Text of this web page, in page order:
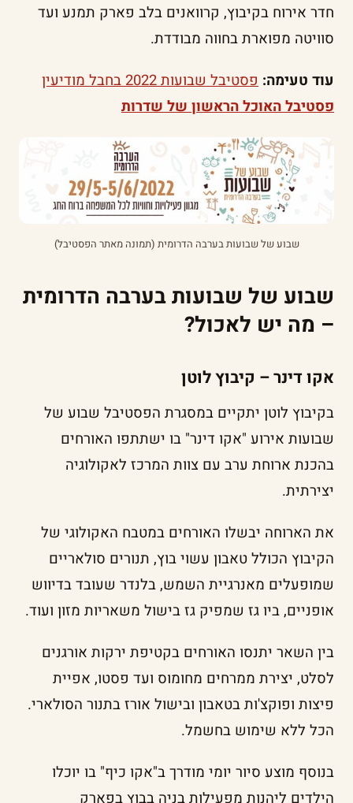
חדר אירוח בקיבוץ, קרוואנים בלב פארק תמנע ועד
סוויטה מפוארת בחווה מבודדת.
עוד טעימה: פסטיבל שבועות 2022 בחבל מודיעין
פסטיבל האוכל הראשון של שדרות
שבוע של שבועות בערבה הדרומית (תמונה מאתר הפסטיבל)
שבוע של שבועות בערבה הדרומית
– מה יש לאכול?
אקו דינר – קיבוץ לוטן
בקיבוץ לוטן יתקיים במסגרת הפסטיבל שבוע של
שבועות אירוע "אקו דינר" בו ישתתפו האורחים
בהכנת ארוחת ערב עם צוות המרכז לאקולוגיה
יצירתית.
את הארוחה יבשלו האורחים במטבח האקולוגי של
הקיבוץ הכולל טאבון עשוי בוץ, תנורים סולאריים
שמופעלים מאנרגיית השמש, בלנדר שעובד בדיווש
אופניים, ביו גז שמפיק גז בישול משאריות מזון ועוד.
בין השאר יתנסו האורחים בקטיפת ירקות אורגנים
לסלט, יצירת ממרחים מחומוס ועד פסטו, אפיית
פיצות ופוקצ'ות בטאבון ובישול אורז בתנור הסולארי.
הכל ללא שימוש בחשמל.
בנוסף מוצע סיור יומי מודרך ב"אקו כיף" בו יוכלו
הילדים ליהנות מפעילות בניה בבוץ בפארק